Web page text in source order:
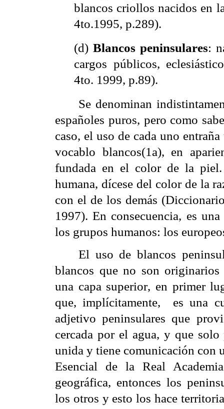
blancos criollos nacidos en
4to.1995, p.289).
(d) Blancos peninsulares:
cargos públicos,
4to. 1999, p.89).
Se denominan
españoles puros, pero como
caso, el uso de cada uno
vocablo blancos(1a), en
fundada en el color de la piel.
humana, dícese del color de la
con el de los demás
1997). En consecuencia, es
los grupos humanos: los
El uso de blancos
blancos que no son originarios
una capa superior, en primer
que, implícitamente,
es una
adjetivo peninsulares que
cercada por el agua, y que solo
unida y tiene comunicación con
Esencial dela Real Academia
geográfica, entonces los
los otros y esto los hace